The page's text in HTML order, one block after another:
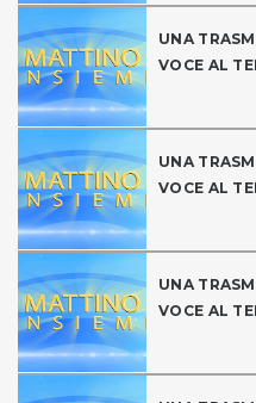
UNA
VOCE AL
UNA
VOCE AL
UNA
VOCE AL